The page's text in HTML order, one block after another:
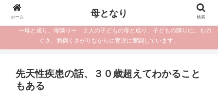
ー母と成り、母隣りー ２人の子どもの母と成り、子どもの隣りに。もの
ぐさ、面倒くさがりながらに育児に奮闘しています。
先天性疾患の話、３０歳超えてわかること
もある
ホーム 母となり 検索